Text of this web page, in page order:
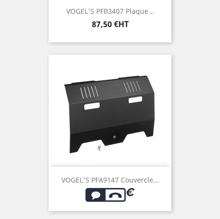
VOGEL'S PFB3407 Plaque...
Prix
87,50 €HT
VOGEL'S PFA9147 Couvercle...